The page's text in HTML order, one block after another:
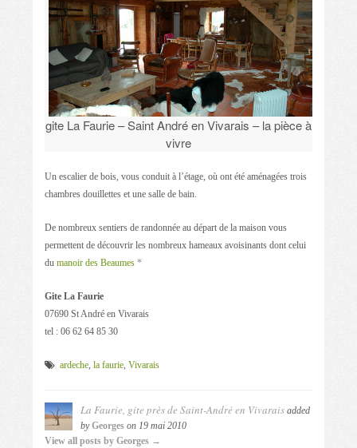
gite La Faurie – Saint André en Vivarais – la pièce à
vivre
Un escalier de bois, vous conduit à l’étage, où ont été aménagées trois
chambres douillettes et une salle de bain.
De nombreux sentiers de randonnée au départ de la maison vous
permettent de découvrir les nombreux hameaux avoisinants dont celui
du manoir des Beaumes *
Gite La Faurie
07690 St André en Vivarais
tel : 06 62 64 85 30
ardeche, la faurie, Vivarais
La Faurie, gite près de Saint-André en Vivarais added
byGeorges on 19 mai 2010
View all posts by Georges →